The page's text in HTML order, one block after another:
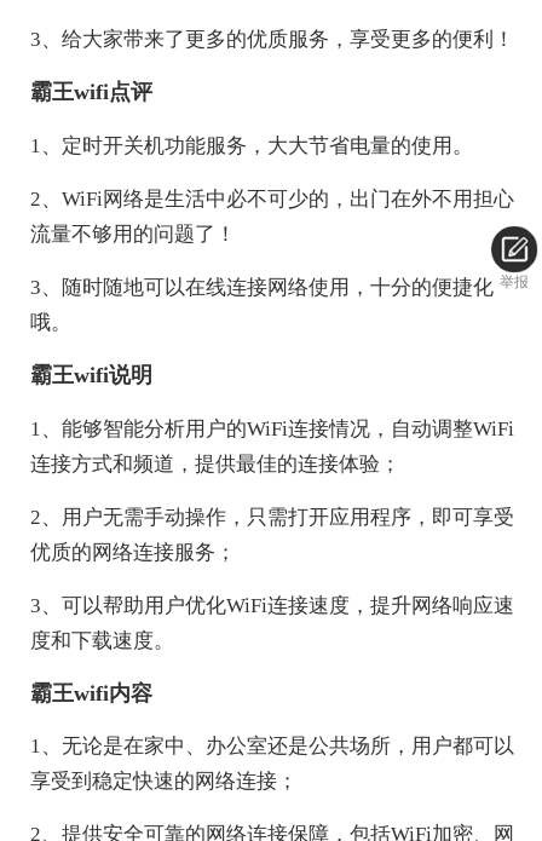
3、给大家带来了更多的优质服务，享受更多的便利！
霸王wifi点评
1、定时开关机功能服务，大大节省电量的使用。
2、WiFi网络是生活中必不可少的，出门在外不用担心
流量不够用的问题了！
3、随时随地可以在线连接网络使用，十分的便捷化
哦。
霸王wifi说明
1、能够智能分析用户的WiFi连接情况，自动调整WiFi
连接方式和频道，提供最佳的连接体验；
2、用户无需手动操作，只需打开应用程序，即可享受
优质的网络连接服务；
3、可以帮助用户优化WiFi连接速度，提升网络响应速
度和下载速度。
霸王wifi内容
1、无论是在家中、办公室还是公共场所，用户都可以
享受到稳定快速的网络连接；
2、提供安全可靠的网络连接保障，包括WiFi加密、网
举报